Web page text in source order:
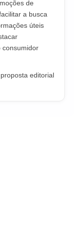
de
a busca
úteis
consumidor
editorial